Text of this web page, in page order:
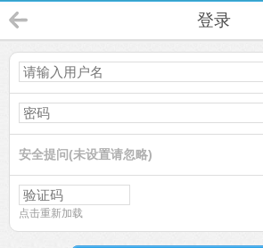
登录
安全提问(未设置请忽略)
点击重新加载